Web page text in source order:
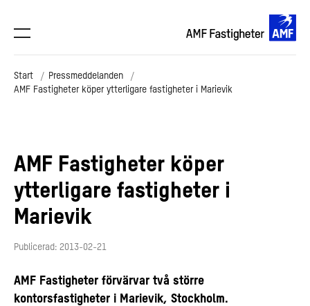
Start
Pressmeddelanden
AMF Fastigheter köper ytterligare fastigheter i Marievik
AMF Fastigheter köper
ytterligare fastigheter i
Marievik
Publicerad: 2013-02-21
AMF Fastigheter förvärvar två större
kontorsfastigheter i Marievik, Stockholm.